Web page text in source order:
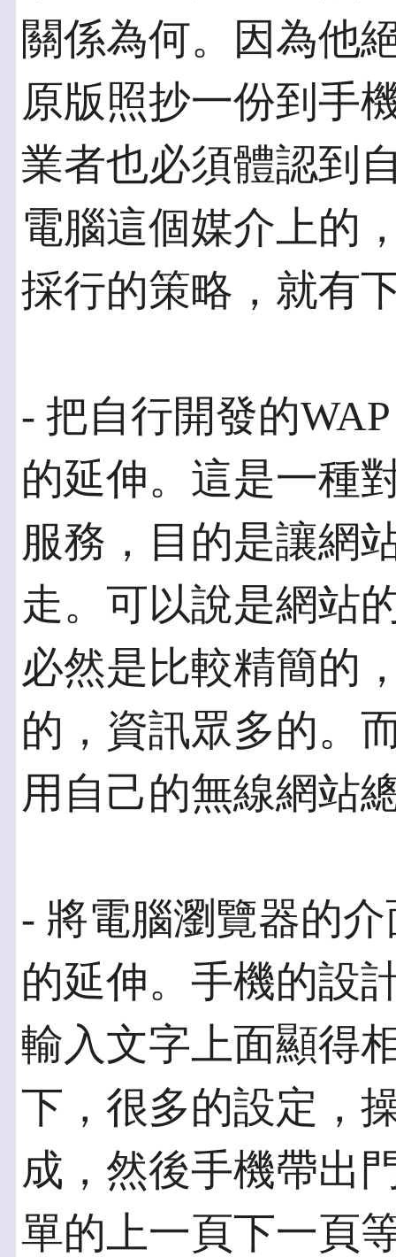
關係為何。因為他
原版照抄一份到手
業者也必須體認到
電腦這個媒介上的
採行的策略，就有
- 把自行開發的
的延伸。這是一種
服務，目的是讓網
走。可以說是網站
必然是比較精簡的
的，資訊眾多的。
用自己的無線網站
- 將電腦瀏覽器的
的延伸。手機的設
輸入文字上面顯得
下，很多的設定，
成，然後手機帶出
單的上一頁下一頁